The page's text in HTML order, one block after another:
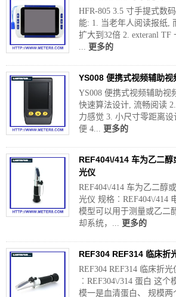
HFR-805 3.5 寸手提式数
能: 1. 当老年人阅读报纸,
扩大到32倍 2. exteranl TF
... 更多的
YS008 便携式视频辅助视
YS008 便携式视频辅助视
快速算法设计, 流畅阅读
力感觉 3. 小尺寸零距离
便 4... 更多的
REF404\/414 车为乙二
光仪
REF404\/414 车为乙二醇
光仪 规格︰REF404\/414
模型可以用于测量或乙二
却系统，... 更多的
REF304 REF314 临床折
REF304 REF314 临床折
︰REF304\/314 蛋白 这
模一是血清蛋白、 规模